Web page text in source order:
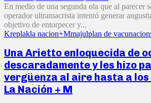
En medio de una segunda ola que al parecer
operador ultramacrista intentó generar
objetivo de entorpecer y...
Kreplakla nacion+Mmajulplan de vacunacion
Una Arietto enloquecida de
descaradamente y les hizo
vergüenza al aire hasta a
La Nación + M